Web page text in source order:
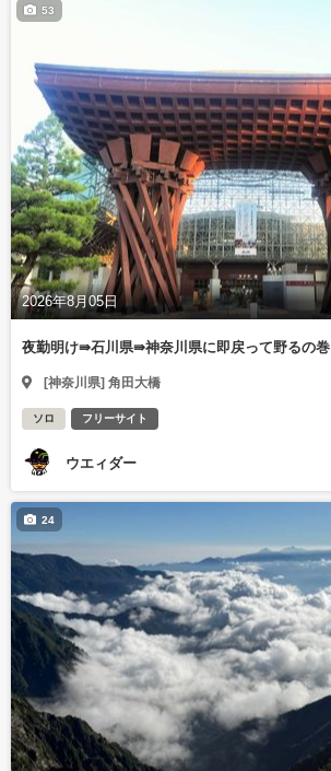
2026年8月05日
53
夜勤明け⇛石川県⇛神奈川県に即戻って野るの巻
[神奈川県] 角田大橋
ソロ フリーサイト
ウエィダー
24